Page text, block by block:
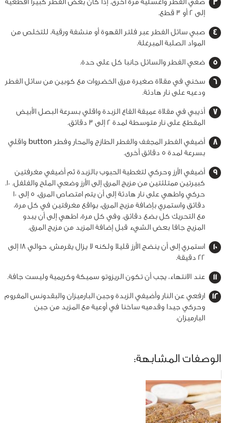
صفي الفطر واغسليه مرة أخرى. إذا كان بعض الفطر كبيرا اقطعيه
إلى 2 أو 3 قطع.
صبي سائل الفطر عبر فلتر القهوة أو منشفة ورقية، للتخلص من
المواد الصلبة المبرغلة.
ضعي الفطر والسائل جانبا كل على حدة.
سخني في مقلاة صغيرة مرق الخضروات مع كوبين من سائل الفطر
ودعيه على نار هادئة.
أذيبي في مقلاة عميقة القاع الزبدة واقلي بسرعة البصل الأبيض
المقطع على نار متوسطة لمدة 2 إلى 3 دقائق.
أضيفي الفطر المجفف والفطر الطازج والمحار وفطر button واقلي
بسرعة لمدة 5 دقائق أخرى.
أضيفي الأرز وحركي لتغطية الحبوب بالزبدة ثم أضيفي مغرفتين
كبيرتين ممتلئتين من مزيج المرق إلى الأرز وضعي الملح والفلفل. 10.
حركي واطهي على نار هادئة إلى أن يتم امتصاص المرق، 5 إلى 10
دقائق واستمري بإضافة مزيج المرق، بواقع مغرفتين في كل مرة،
مع التحريك كل بضع دقائق. وفي كل مرة، اطهي إلى أن يبدو
المزيج جافا بعض الشيء قبل إضافة المزيد من مزيج المرق.
استمري إلى أن ينضج الأرز قليلا ولكنه لا يزال يقرمش، حوالي 18 إلى
22 دقيقة.
عند الانتهاء، يجب أن تكون الريزوتو سميكة وكريمية وليست جافة.
ارفعي عن النار وأضيفي الزبدة وجبن البارميزان والبقدونس المفروم
وحركي جيدا وقدميه ساخنا في أوعية مع المزيد من جبن
البارميزان.
الوصفات المشابهة: